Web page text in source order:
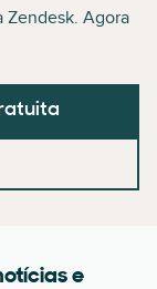
Zendesk. Agora
e